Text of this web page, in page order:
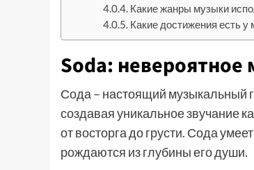
Какие жанры музыки
Какие достижения есть у
Soda:
Сода – настоящий музыкальный
создавая уникальное звучание
от восторга до грусти. Сода
рождаются из глубины его души.